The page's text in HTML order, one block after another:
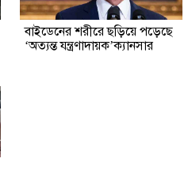
বাইডেনের শরীরে ছড়িয়ে পড়েছে
‘অত্যন্ত যন্ত্রণাদায়ক’ক্যানসার